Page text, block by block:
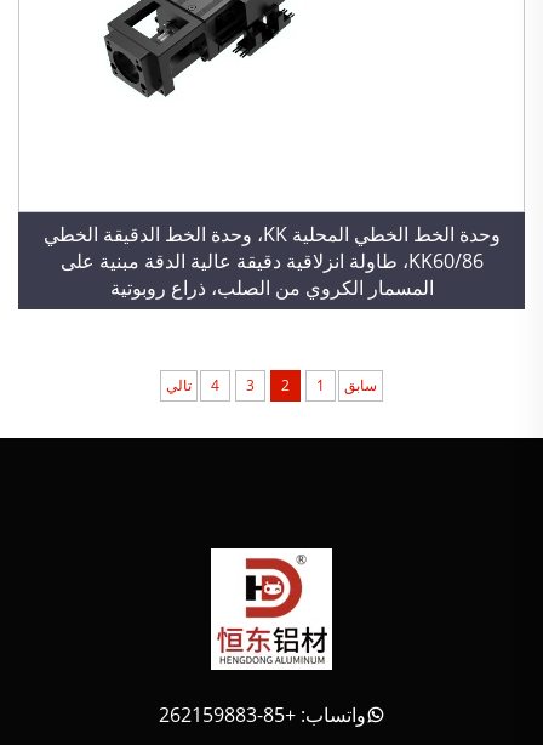
وحدة الخط الخطي المحلية KK، وحدة الخط الدقيقة الخطي
KK60/86، طاولة انزلاقية دقيقة عالية الدقة مبنية على
المسمار الكروي من الصلب، ذراع روبوتية
سابق 1
2
3
4 تالي
واتساب: +85-262159883